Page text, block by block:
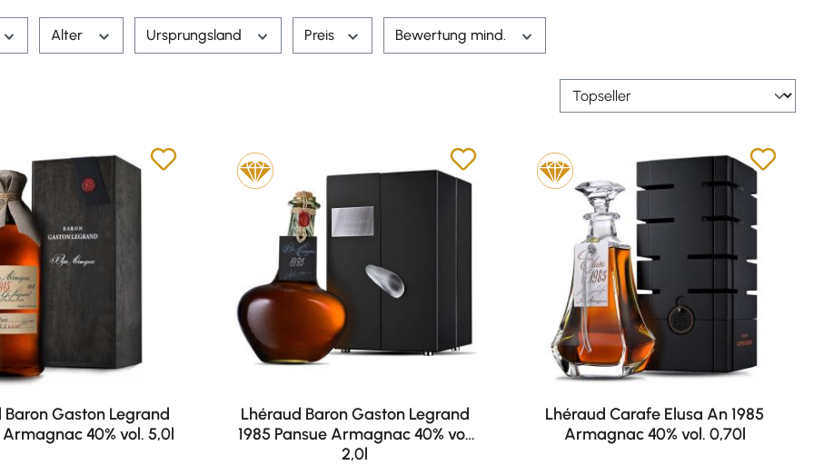
Alter Ursprungsland Preis Bewertung mind.
Baron Gaston Legrand
Armagnac 40% vol. 5,0l
Lhéraud Baron Gaston Legrand
1985 Pansue Armagnac 40% vol.
2,0l
Lhéraud Carafe Elusa An 1985
Armagnac 40% vol. 0,70l